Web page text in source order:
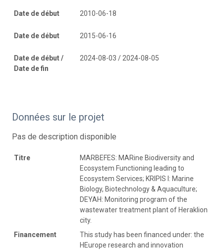
Date de début 2010-06-18
Date de début 2015-06-16
Date de début /
Date de fin
2024-08-03 / 2024-08-05
Données sur le projet
Pas de description disponible
Titre
MARBEFES: MARine Biodiversity and
Ecosystem Functioning leading to
Ecosystem Services; KRIPIS I: Marine
Biology, Biotechnology & Aquaculture;
DEYAH: Monitoring program of the
wastewater treatment plant of Heraklion
city.
Financement
This study has been financed under: the
HEurope research and innovation